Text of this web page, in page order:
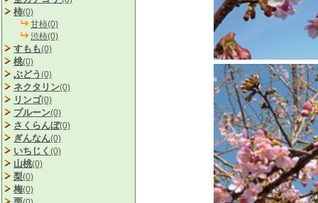
柿(0)
甘柿(0)
渋柿(0)
すもも(0)
桃(0)
ぶどう (0)
ネクタリン(0)
リンゴ(0)
プルーン(0)
さくらんぼ(0)
ぎんなん(0)
いちじく (0)
山桃(0)
梨(0)
梅(0)